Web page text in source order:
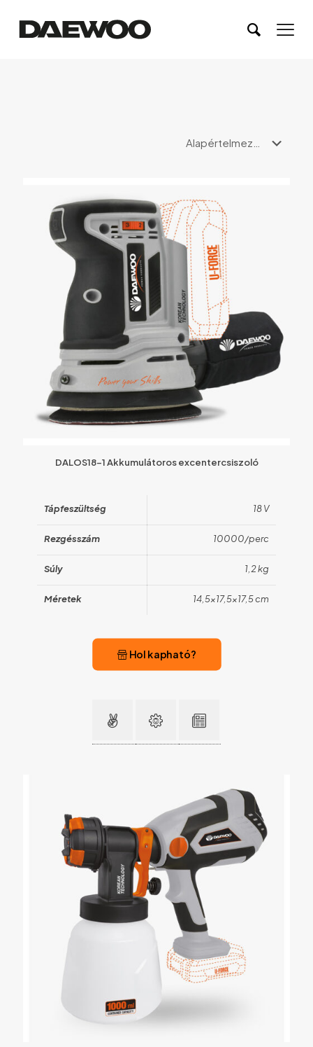
DALOS18-1 Akkumulátoros excentercsiszoló
Tápfeszültség 18 V
Rezgésszám 10000/perc
Súly 1,2 kg
Méretek 14,5×17,5×17,5 cm
Hol kapható?